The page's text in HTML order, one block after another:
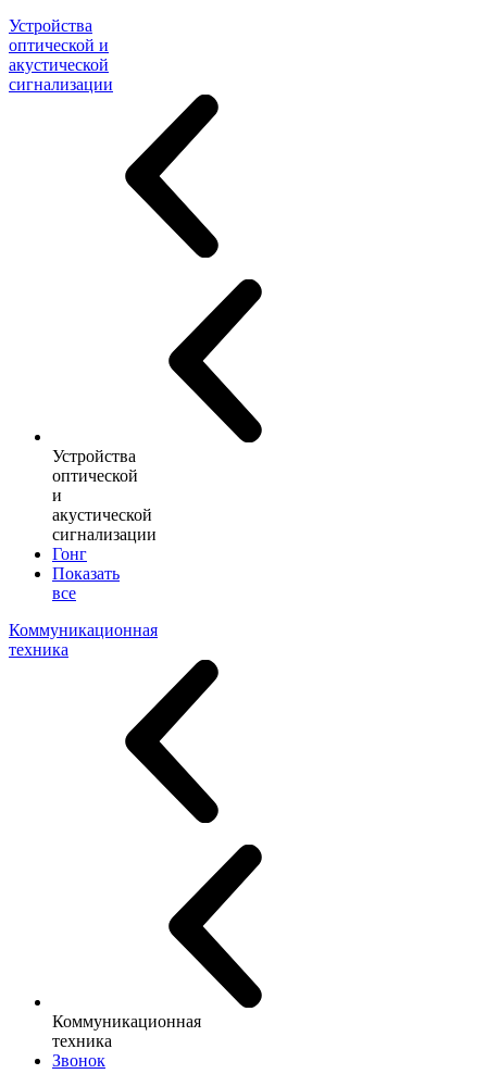
Устройства
оптической и
акустической
сигнализации
Устройства
оптической
и
акустической
сигнализации
Гонг
Показать
все
Коммуникационная
техника
Коммуникационная
техника
Звонок